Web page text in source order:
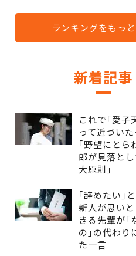
ランキングをもっ
新着記事
これで｢愛子
って近づい
｢野望にとら
郎が見落と
大原則｣
｢辞めたい｣
新人が思い
きる先輩が｢
の｣の代わり
た一言